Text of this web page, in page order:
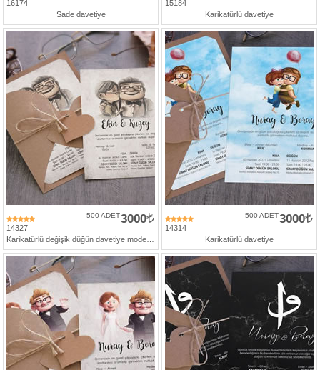
16174
Sade davetiye
15184
Karikatürlü davetiye
14327
3000
500 ADET
14314
3000
500 ADET
Karikatürlü davetiye